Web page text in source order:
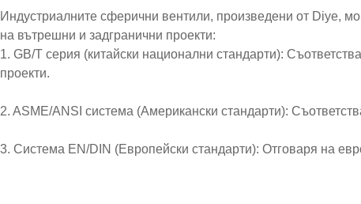
Индустриалните сферични вентили, произведени от Diye,
на вътрешни и задгранични проекти:
1. GB/T серия (китайски национални стандарти):
проекти.
2. ASME/ANSI система (Американски стандарти):
3. Система EN/DIN (Европейски стандарти): Отговаря на
4. Система JIS (японски индустриални стандарти):